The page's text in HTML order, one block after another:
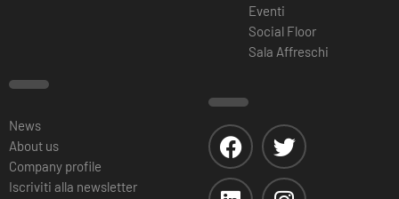
Eventi
Social Floor
Sala Affreschi
News
About us
Company profile
Iscriviti alla newsletter